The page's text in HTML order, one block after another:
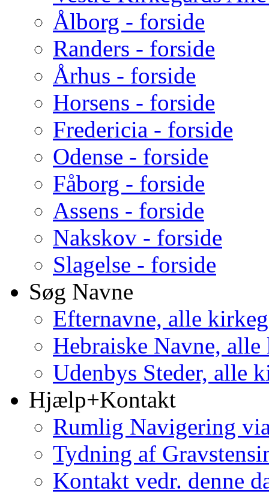
Ålborg - forside
Randers - forside
Århus - forside
Horsens - forside
Fredericia - forside
Odense - forside
Fåborg - forside
Assens - forside
Nakskov - forside
Slagelse - forside
Søg Navne
Efternavne, alle
Hebraiske Navne,
Udenbys Steder, alle
Hjælp+Kontakt
Rumlig Navigering
Tydning af
Kontakt vedr. denne